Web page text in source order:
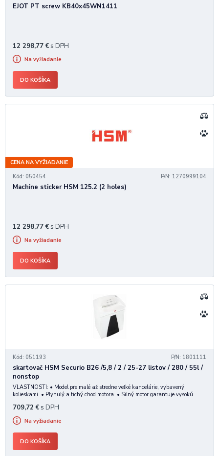
EJOT PT screw KB40x45WN1411
12 298,77 € s DPH
Na vyžiadanie
DO KOŠÍKA
CENA NA VYŽIADANIE
Kód: 050454
P/N: 1270999104
Machine sticker HSM 125.2 (2 holes)
12 298,77 € s DPH
Na vyžiadanie
DO KOŠÍKA
Kód: 051193 P/N: 1801111
skartovač HSM Securio B26 /5,8 / 2 / 25-27 listov / 280 / 55l /
nonstop
VLASTNOSTI: • Model pre malé až stredne veľké kancelárie, vybavený
kolieskami. • Plynulý a tichý chod motora. • Silný motor garantuje vysokú
skartovača. • Rez: 5,8 mm. • Stupeň
709,72 € s DPH
Na vyžiadanie
DO KOŠÍKA